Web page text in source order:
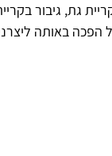
גת, גיבור
הפכה באותה